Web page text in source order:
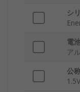
シ
電
ア
公
1.5V